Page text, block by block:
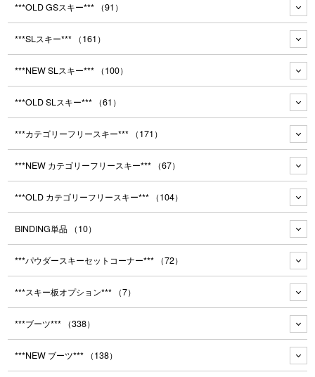
***OLD GSスキー*** （91）
***SLスキー*** （161）
***NEW SLスキー*** （100）
***OLD SLスキー*** （61）
***カテゴリーフリースキー*** （171）
***NEW カテゴリーフリースキー*** （67）
***OLD カテゴリーフリースキー*** （104）
BINDING単品 （10）
***パウダースキーセットコーナー*** （72）
***スキー板オプション*** （7）
***ブーツ*** （338）
***NEW ブーツ*** （138）